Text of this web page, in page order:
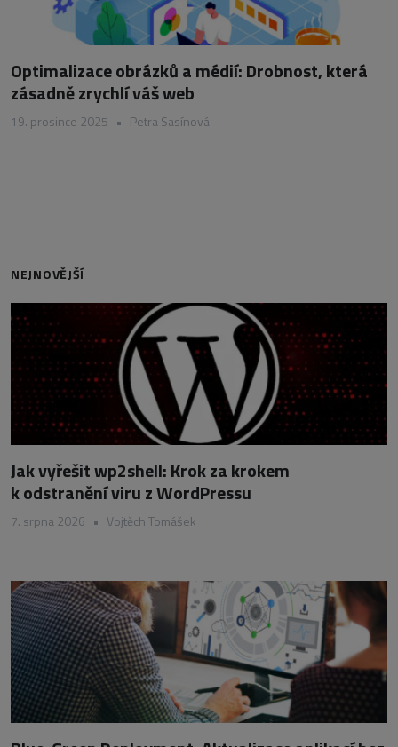
Optimalizace obrázků a médií: Drobnost, která
zásadně zrychlí váš web
19. prosince 2025 • Petra Sasínová
NEJNOVĚJŠÍ
Jak vyřešit wp2shell: Krok za krokem
k odstranění viru z WordPressu
7. srpna 2026 • Vojtěch Tomášek